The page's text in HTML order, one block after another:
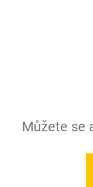
Můžete se